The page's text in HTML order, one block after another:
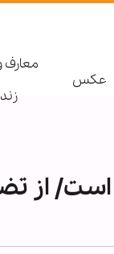
عکس
از